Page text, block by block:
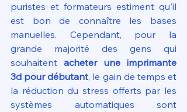
puristes et formateurs estiment qu'il
est bon de connaître les bases
manuelles. Cependant, pour la
grande majorité des gens qui
souhaitent acheter une imprimante
3d pour débutant, le gain de temps et
la réduction du stress offerts par les
systèmes automatiques sont